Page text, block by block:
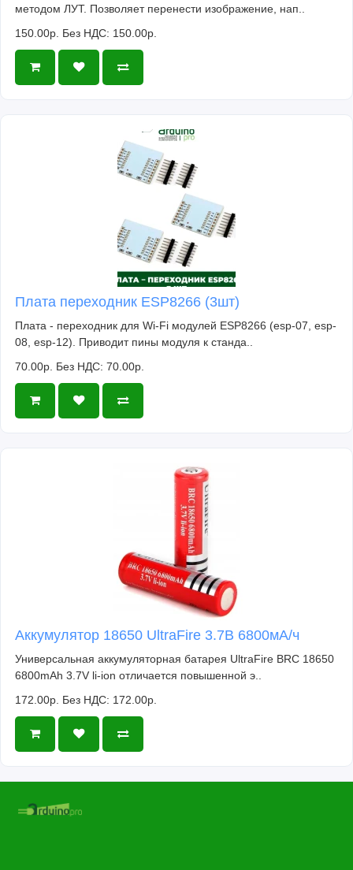
методом ЛУТ. Позволяет перенести изображение, нап..
150.00р. Без НДС: 150.00р.
Плата переходник ESP8266 (3шт)
Плата - переходник для Wi-Fi модулей ESP8266 (esp-07, esp-
08, esp-12). Приводит пины модуля к станда..
70.00р. Без НДС: 70.00р.
Аккумулятор 18650 UltraFire 3.7В 6800мА/ч
Универсальная аккумуляторная батарея UltraFire BRC 18650
6800mAh 3.7V li-ion отличается повышенной э..
172.00р. Без НДС: 172.00р.